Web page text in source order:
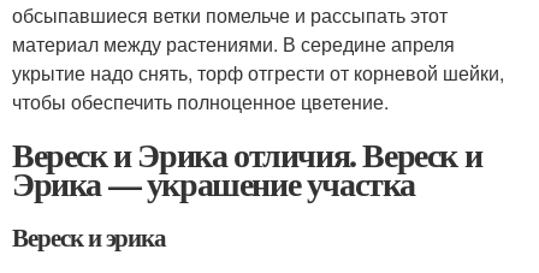
обсыпавшиеся ветки помельче и рассыпать этот
материал между растениями. В середине апреля
укрытие надо снять, торф отгрести от корневой шейки,
чтобы обеспечить полноценное цветение.
Вереск и Эрика отличия. Вереск и
Эрика — украшение участка
Вереск и эрика